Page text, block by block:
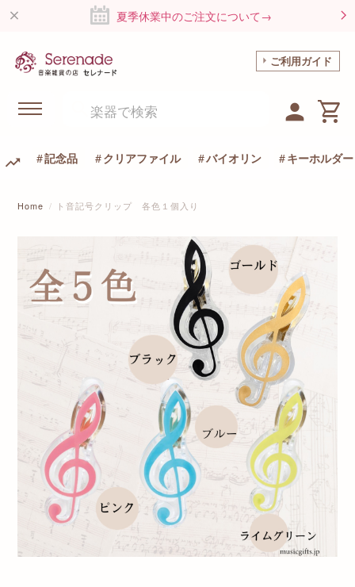
夏季休業中のご注文について→
ご利用ガイド
記念品 クリアファイル バイオリン キーホルダー
Home ト音記号クリップ 各色１個入り